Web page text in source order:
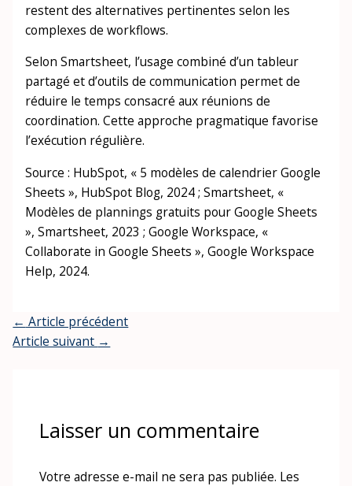
restent des alternatives pertinentes selon les
complexes de workflows.
Selon Smartsheet, l’usage combiné d’un tableur
partagé et d’outils de communication permet de
réduire le temps consacré aux réunions de
coordination. Cette approche pragmatique favorise
l’exécution régulière.
Source : HubSpot, « 5 modèles de calendrier Google
Sheets », HubSpot Blog, 2024 ; Smartsheet, «
Modèles de plannings gratuits pour Google Sheets
», Smartsheet, 2023 ; Google Workspace, «
Collaborate in Google Sheets », Google Workspace
Help, 2024.
← Article précédent
Article suivant →
Laisser un commentaire
Votre adresse e-mail ne sera pas publiée. Les